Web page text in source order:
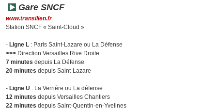
Gare SNCF
www.transilien.fr
Station SNCF « Saint-Cloud »
- Ligne L : Paris Saint-Lazare ou La Défense
>>> Direction Versailles Rive Droite
7 minutes depuis La Défense
20 minutes depuis Saint-Lazare
- Ligne U : La Verrière ou La défense
12 minutes depuis Versailles Chantiers
22 minutes depuis Saint-Quentin-en-Yvelines